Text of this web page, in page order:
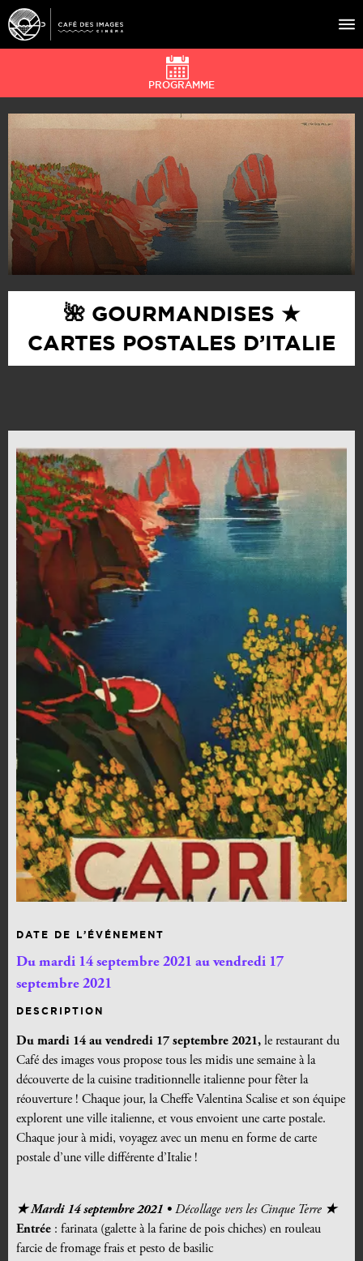
À L’AFFICHE
CAFÉ DU CINÉ
PRATIQUE
ÉDUCATION AUX IMAGES
PROGRAMME
🌺 GOURMANDISES ★
CARTES POSTALES D’ITALIE
DATE DE L’ÉVÉNEMENT
Du mardi 14 septembre 2021 au vendredi 17
septembre 2021
DESCRIPTION
Du mardi 14 au vendredi 17 septembre 2021, le restaurant du
Café des images vous propose tous les midis une semaine à la
découverte de la cuisine traditionnelle italienne pour fêter la
réouverture ! Chaque jour, la Cheffe Valentina Scalise et son équipe
explorent une ville italienne, et vous envoient une carte postale.
Chaque jour à midi, voyagez avec un menu en forme de carte
postale d’une ville différente d’Italie !
★ Mardi 14 septembre 2021 • Décollage vers les Cinque Terre ★
Entrée : farinata (galette à la farine de pois chiches) en rouleau
farcie de fromage frais et pesto de basilic